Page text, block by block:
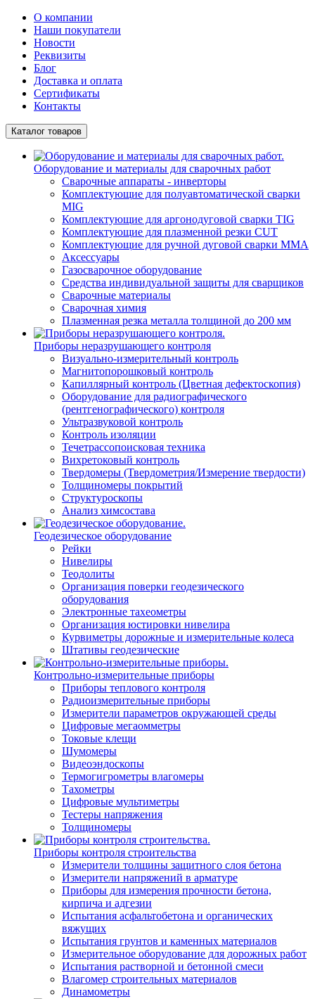
О компании
Наши покупатели
Новости
Реквизиты
Блог
Доставка и оплата
Сертификаты
Контакты
Каталог товаров
Оборудование и материалы для сварочных работ
Сварочные аппараты - инверторы
Комплектующие для полуавтоматической сварки
MIG
Комплектующие для аргонодуговой сварки TIG
Комплектующие для плазменной резки CUT
Комплектующие для ручной дуговой сварки MMA
Аксессуары
Газосварочное оборудование
Средства индивидуальной защиты для сварщиков
Сварочные материалы
Сварочная химия
Плазменная резка металла толщиной до 200 мм
Приборы неразрушающего контроля
Визуально-измерительный контроль
Магнитопорошковый контроль
Капиллярный контроль (Цветная дефектоскопия)
Оборудование для радиографического
(рентгенографического) контроля
Ультразвуковой контроль
Контроль изоляции
Течетрассопоисковая техника
Вихретоковый контроль
Твердомеры (Твердометрия/Измерение твердости)
Толщиномеры покрытий
Структуроскопы
Анализ химсостава
Геодезическое оборудование
Рейки
Нивелиры
Теодолиты
Организация поверки геодезического
оборудования
Электронные тахеометры
Организация юстировки нивелира
Курвиметры дорожные и измерительные колеса
Штативы геодезические
Контрольно-измерительные приборы
Приборы теплового контроля
Радиоизмерительные приборы
Измерители параметров окружающей среды
Цифровые мегаомметры
Токовые клещи
Шумомеры
Видеоэндоскопы
Термогигрометры влагомеры
Тахометры
Цифровые мультиметры
Тестеры напряжения
Толщиномеры
Приборы контроля строительства
Измерители толщины защитного слоя бетона
Измерители напряжений в арматуре
Приборы для измерения прочности бетона,
кирпича и адгезии
Испытания асфальтобетона и органических
вяжущих
Испытания грунтов и каменных материалов
Измерительное оборудование для дорожных работ
Испытания растворной и бетонной смеси
Влагомер строительных материалов
Динамометры